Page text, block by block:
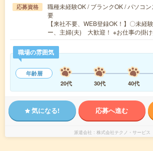
応募資格
職種未経験OK / ブランクOK / パソコ
要
【来社不要、WEB登録OK！】〇未経
ー、主婦(夫) 大歓迎！ ※お仕事の掛
職場の雰囲気
年齢層
20代
30代 40代
気になる! 応募へ進む
派遣会社 株式会社テクノ・サービス